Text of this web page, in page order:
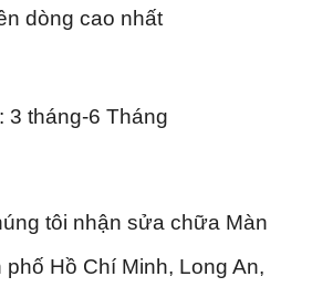
dòng cao nhất
3 tháng-6 Tháng
tôi nhận sửa chữa Màn
phố Hồ Chí Minh, Long An,